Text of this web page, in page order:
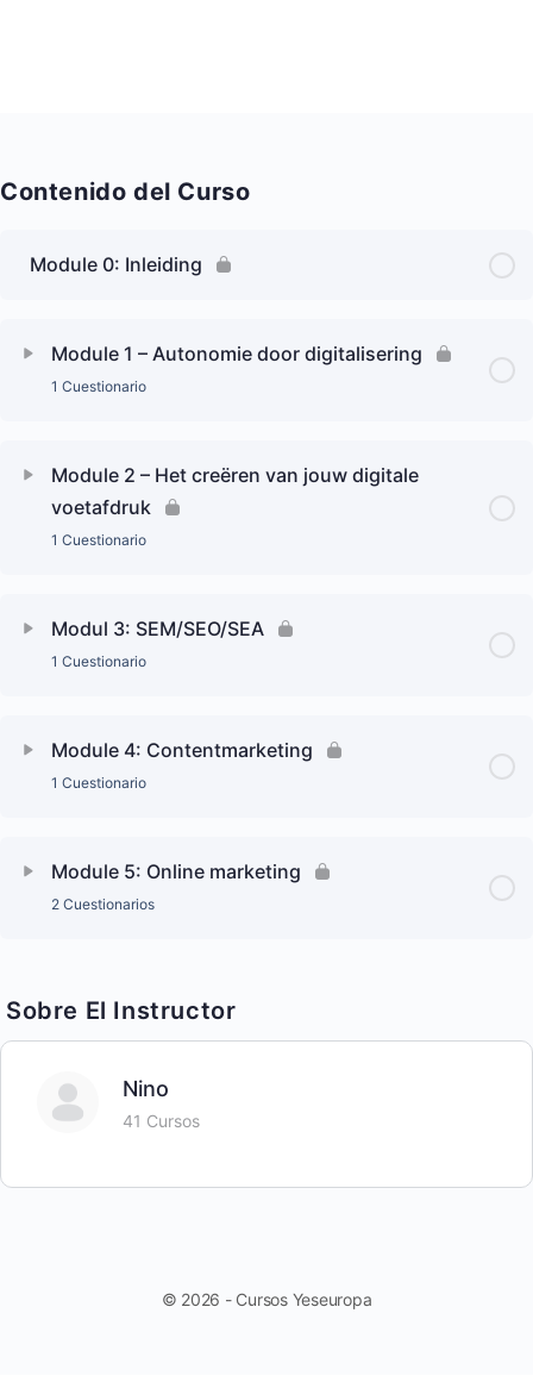
Contenido del Curso
Module 0: Inleiding
Module 1 – Autonomie door digitalisering
1 Cuestionario
Module 2 – Het creëren van jouw digitale
voetafdruk
1 Cuestionario
Modul 3: SEM/SEO/SEA
1 Cuestionario
Module 4: Contentmarketing
1 Cuestionario
Module 5: Online marketing
2 Cuestionarios
Sobre El Instructor
Nino
41 Cursos
© 2026 - Cursos Yeseuropa